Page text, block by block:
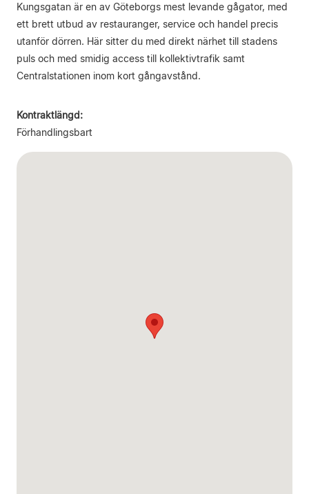
Kungsgatan är en av Göteborgs mest levande gågator, med
ett brett utbud av restauranger, service och handel precis
utanför dörren. Här sitter du med direkt närhet till stadens
puls och med smidig access till kollektivtrafik samt
Centralstationen inom kort gångavstånd.
Kontraktlängd:
Förhandlingsbart